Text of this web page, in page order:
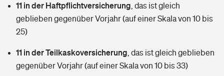
Wer versichert was: Jetzt Versicherer finden
Sie haben Fragen?
Mietkautionsversicherung
Restkreditversicherung
Zur Übersicht
Reiseversicherung
Zur Übersicht
11 in der Haftpflichtversicherung das ist gleich
geblieben gegenüber Vorjahr (auf einer Skala von 10 bis
25)
11 in der Teilkaskoversicherung das ist gleich geblieben
gegenüber Vorjahr (auf einer Skala von 10 bis 33)